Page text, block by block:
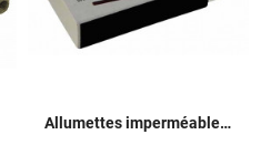
Allumettes imperméables de survie